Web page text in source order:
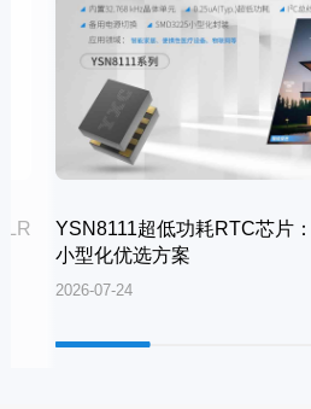
YSN8111超低功耗RTC芯片
小型化优选方案
2026-07-24